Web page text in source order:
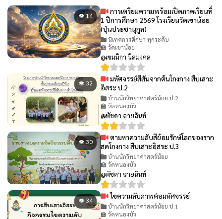
👁 14
การเตรียมความพร้อมเปิดภาคเรียนที่
1 ปีการศึกษา 2569 โรงเรียนวัดเขาน้อย
(ปุ่นประชานุกูล)
นิเทศการศึกษา ทุกระดับ
🏫 วัดเขาน้อย
@เขมมิกา นีลมงคล
👁 32
มหัศจรรย์สีสันจากต้นโกงกาง สืบเสาะ
อิสระ ป.2
บ้านนักวิทยาศาสตร์น้อย ป.2
🏫 วัดหนองบัว
@พัชดา ฉายฉันท์
👁 30
ตามหาความลับสีย้อมรักษ์โลกของราก
สดโกงกาง สืบเสาะอิสระ ป.3
บ้านนักวิทยาศาสตร์น้อย
🏫 วัดหนองบัว
@พัชดา ฉายฉันท์
👁 34 ไขความลับภาพต่อมหัศจรรย์
บ้านนักวิทยาศาสตร์น้อย ป.1
🏫 วัดหนองบัว